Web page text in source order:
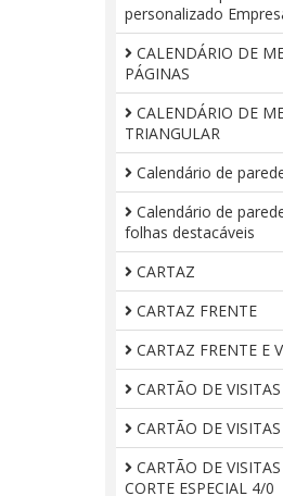
personalizado
CALENDÁRIO DE
PÁGINAS
CALENDÁRIO DE
TRIANGULAR
Calendário de
Calendário de
folhas destacáveis
CARTAZ
CARTAZ FRENTE
CARTAZ FRENTE E
CARTÃO DE
CARTÃO DE
CARTÃO DE
CORTE ESPECIAL 4/0